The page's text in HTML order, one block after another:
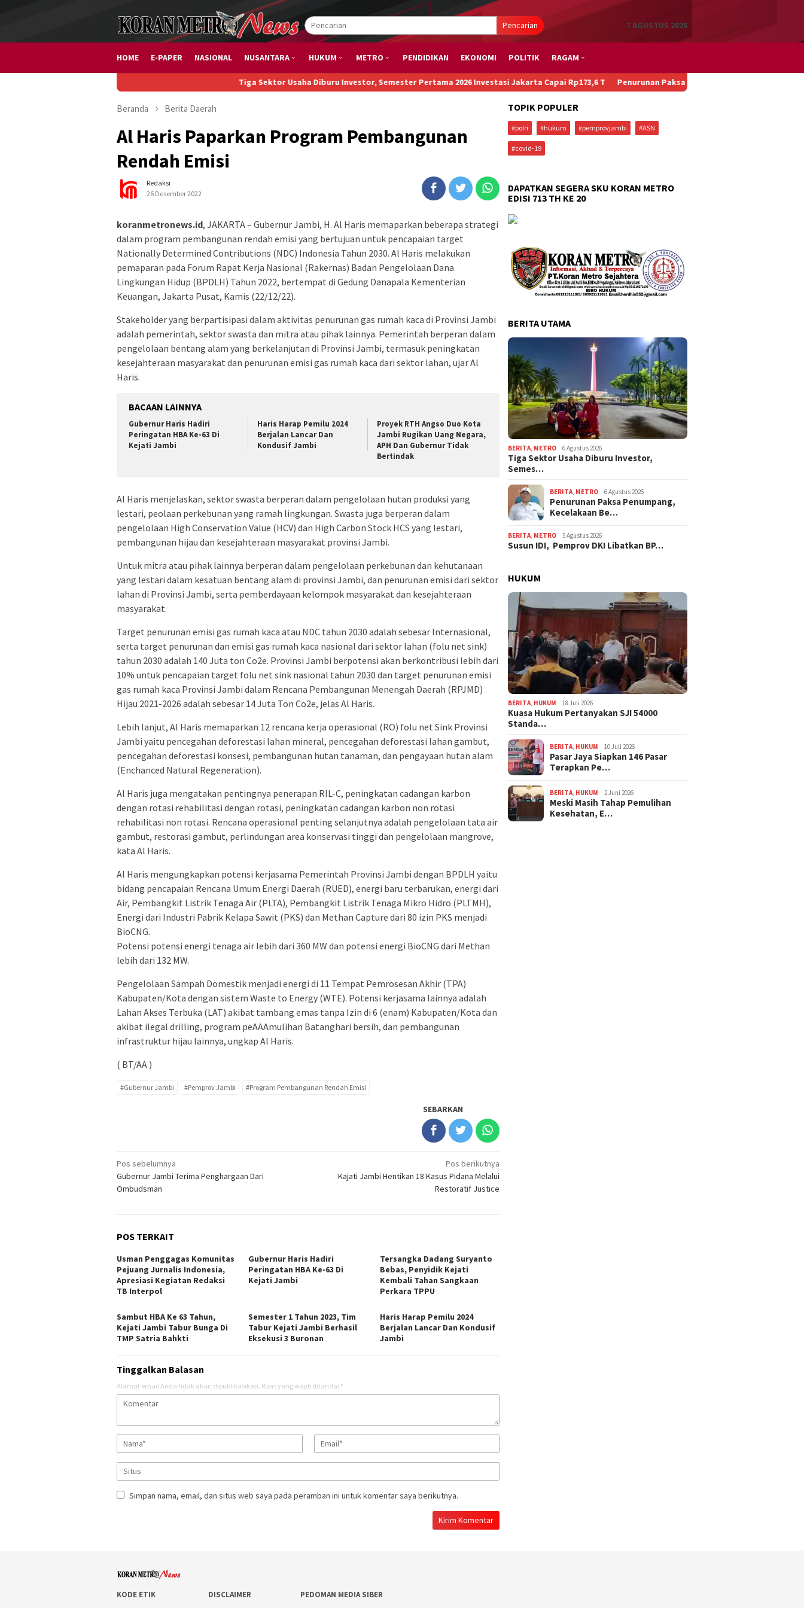
Pencarian 7 AGUSTUS 2026
HOME E-PAPER NASIONAL NUSANTARA HUKUM METRO PENDIDIKAN EKONOMI POLITIK RAGAM
Tiga Sektor Usaha Diburu Investor, Semester Pertama 2026 Investasi Jakarta Capai Rp173,6 T Penurunan Paksa Penumpang, Kecelakaan Beruntun,
Beranda Berita Daerah
Al Haris Paparkan Program Pembangunan
Rendah Emisi
Redaksi
26 Desember 2022
koranmetronews.id, JAKARTA – Gubernur Jambi, H. Al Haris memaparkan beberapa strategi
dalam program pembangunan rendah emisi yang bertujuan untuk pencapaian target
Nationally Determined Contributions (NDC) Indonesia Tahun 2030. Al Haris melakukan
pemaparan pada Forum Rapat Kerja Nasional (Rakernas) Badan Pengelolaan Dana
Lingkungan Hidup (BPDLH) Tahun 2022, bertempat di Gedung Danapala Kementerian
Keuangan, Jakarta Pusat, Kamis (22/12/22).
Stakeholder yang berpartisipasi dalam aktivitas penurunan gas rumah kaca di Provinsi Jambi
adalah pemerintah, sektor swasta dan mitra atau pihak lainnya. Pemerintah berperan dalam
pengelolaan bentang alam yang berkelanjutan di Provinsi Jambi, termasuk peningkatan
kesejahteraan masyarakat dan penurunan emisi gas rumah kaca dari sektor lahan, ujar Al
Haris.
BACAAN LAINNYA
Gubernur Haris Hadiri
Peringatan HBA Ke-63 Di
Kejati Jambi
Haris Harap Pemilu 2024
Berjalan Lancar Dan
Kondusif Jambi
Proyek RTH Angso Duo Kota
Jambi Rugikan Uang Negara,
APH Dan Gubernur Tidak
Bertindak
Al Haris menjelaskan, sektor swasta berperan dalam pengelolaan hutan produksi yang
lestari, peolaan perkebunan yang ramah lingkungan. Swasta juga berperan dalam
pengelolaan High Conservation Value (HCV) dan High Carbon Stock HCS yang lestari,
pembangunan hijau dan kesejahteraan masyarakat provinsi Jambi.
Untuk mitra atau pihak lainnya berperan dalam pengelolaan perkebunan dan kehutanaan
yang lestari dalam kesatuan bentang alam di provinsi Jambi, dan penurunan emisi dari sektor
lahan di Provinsi Jambi, serta pemberdayaan kelompok masyarakat dan kesejahteraan
masyarakat.
Target penurunan emisi gas rumah kaca atau NDC tahun 2030 adalah sebesar Internasional,
serta target penurunan dan emisi gas rumah kaca nasional dari sektor lahan (folu net sink)
tahun 2030 adalah 140 Juta ton Co2e. Provinsi Jambi berpotensi akan berkontribusi lebih dari
10% untuk pencapaian target folu net sink nasional tahun 2030 dan target penurunan emisi
gas rumah kaca Provinsi Jambi dalam Rencana Pembangunan Menengah Daerah (RPJMD)
Hijau 2021-2026 adalah sebesar 14 Juta Ton Co2e, jelas Al Haris.
Lebih lanjut, Al Haris memaparkan 12 rencana kerja operasional (RO) folu net Sink Provinsi
Jambi yaitu pencegahan deforestasi lahan mineral, pencegahan deforestasi lahan gambut,
pencegahan deforestasi konsesi, pembangunan hutan tanaman, dan pengayaan hutan alam
(Enchanced Natural Regeneration).
Al Haris juga mengatakan pentingnya penerapan RIL-C, peningkatan cadangan karbon
dengan rotasi rehabilitasi dengan rotasi, peningkatan cadangan karbon non rotasi
rehabilitasi non rotasi. Rencana operasional penting selanjutnya adalah pengelolaan tata air
gambut, restorasi gambut, perlindungan area konservasi tinggi dan pengelolaan mangrove,
kata Al Haris.
Al Haris mengungkapkan potensi kerjasama Pemerintah Provinsi Jambi dengan BPDLH yaitu
bidang pencapaian Rencana Umum Energi Daerah (RUED), energi baru terbarukan, energi dari
Air, Pembangkit Listrik Tenaga Air (PLTA), Pembangkit Listrik Tenaga Mikro Hidro (PLTMH),
Energi dari Industri Pabrik Kelapa Sawit (PKS) dan Methan Capture dari 80 izin PKS menjadi
BioCNG.
Potensi potensi energi tenaga air lebih dari 360 MW dan potensi energi BioCNG dari Methan
lebih dari 132 MW.
Pengelolaan Sampah Domestik menjadi energi di 11 Tempat Pemrosesan Akhir (TPA)
Kabupaten/Kota dengan sistem Waste to Energy (WTE). Potensi kerjasama lainnya adalah
Lahan Akses Terbuka (LAT) akibat tambang emas tanpa Izin di 6 (enam) Kabupaten/Kota dan
akibat ilegal drilling, program peAAAmulihan Batanghari bersih, dan pembangunan
infrastruktur hijau lainnya, ungkap Al Haris.
( BT/AA )
#Gubernur Jambi #Pemprov Jambi #Program Pembangunan Rendah Emisi
SEBARKAN
Navigasi
pos
Pos sebelumnya
Gubernur Jambi Terima Penghargaan Dari
Ombudsman
Pos berikutnya
Kajati Jambi Hentikan 18 Kasus Pidana Melalui
Restoratif Justice
POS TERKAIT
Usman Penggagas Komunitas
Pejuang Jurnalis Indonesia,
Apresiasi Kegiatan Redaksi
TB Interpol
Gubernur Haris Hadiri
Peringatan HBA Ke-63 Di
Kejati Jambi
Tersangka Dadang Suryanto
Bebas, Penyidik Kejati
Kembali Tahan Sangkaan
Perkara TPPU
Sambut HBA Ke 63 Tahun,
Kejati Jambi Tabur Bunga Di
TMP Satria Bahkti
Semester 1 Tahun 2023, Tim
Tabur Kejati Jambi Berhasil
Eksekusi 3 Buronan
Haris Harap Pemilu 2024
Berjalan Lancar Dan Kondusif
Jambi
Tinggalkan Balasan
Alamat email Anda tidak akan dipublikasikan. Ruas yang wajib ditandai *
Simpan nama, email, dan situs web saya pada peramban ini untuk komentar saya berikutnya.
TOPIK POPULER
#polri #hukum #pemprovjambi #ASN
#covid-19
DAPATKAN SEGERA SKU KORAN METRO
EDISI 713 TH KE 20
BERITA UTAMA
BERITA, METRO 6 Agustus 2026
Tiga Sektor Usaha Diburu Investor,
Semes…
BERITA, METRO 6 Agustus 2026
Penurunan Paksa Penumpang,
Kecelakaan Be…
BERITA, METRO 5 Agustus 2026
Susun IDI, Pemprov DKI Libatkan BP…
HUKUM
BERITA HUKUM 18 Juli 2026
Kuasa Hukum Pertanyakan SJI 54000
Standa…
BERITA HUKUM 10 Juli 2026
Pasar Jaya Siapkan 146 Pasar
Terapkan Pe…
BERITA HUKUM 2 Juni 2026
Meski Masih Tahap Pemulihan
Kesehatan, E…
KODE ETIK DISCLAIMER
PEDOMAN MEDIA SIBER